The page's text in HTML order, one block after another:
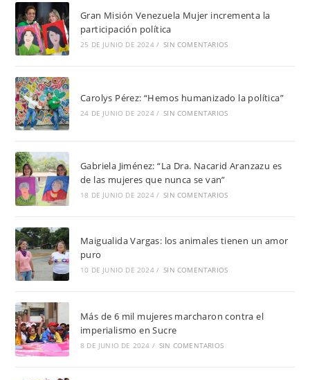
Gran Misión Venezuela Mujer incrementa la
participación política
25 DE JUNIO DE 2024 / SIN COMENTARIOS
Carolys Pérez: “Hemos humanizado la política”
24 DE JUNIO DE 2024 / SIN COMENTARIOS
Gabriela Jiménez: “La Dra. Nacarid Aranzazu es
de las mujeres que nunca se van”
18 DE JUNIO DE 2024 / SIN COMENTARIOS
Maigualida Vargas: los animales tienen un amor
puro
10 DE JUNIO DE 2024 / SIN COMENTARIOS
Más de 6 mil mujeres marcharon contra el
imperialismo en Sucre
8 DE JUNIO DE 2024 / SIN COMENTARIOS